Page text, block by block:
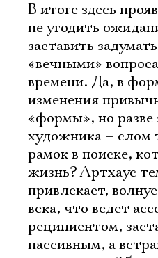
В итоге здесь
не угодить
заставить
«вечными»
времени. Да, в
изменения
«формы», но разве
художника – слом
рамок в поиске,
жизнь? Артхаус
привлекает,
века, что ведет
реципиентом,
пассивным, а